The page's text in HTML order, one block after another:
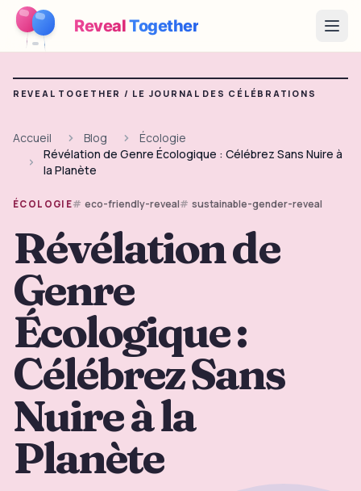
RevealTogether
Fonctionnement
Jeux
Blog
Tarifs
Préparer la fête
Jeux, imprimables et idées pratiques gratuits
Kit à imprimer gratuit
Outils Gratuits
Thèmes
REVEAL TOGETHER / LE JOURNAL DES CÉLÉBRATIONS
Accueil Blog
Écologie
Révélation de Genre Écologique : Célébrez Sans Nuire à
la Planète
ÉCOLOGIE eco-friendly-reveal sustainable-gender-reveal
Révélation de
Genre
Écologique :
Célébrez Sans
Nuire à la
Planète